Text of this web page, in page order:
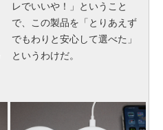
レでいいや！」ということ
で、この製品を「とりあえず
でもわりと安心して選べた」
というわけだ。